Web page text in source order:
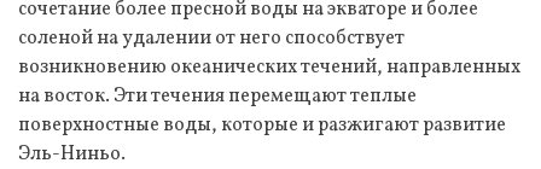
сочетание более пресной воды на экваторе и более
соленой на удалении от него способствует
возникновению океанических течений, направленных
на восток. Эти течения перемещают теплые
поверхностные воды, которые и разжигают развитие
Эль-Ниньо.